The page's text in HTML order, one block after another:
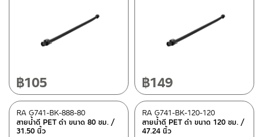
Synthetic polymer(PET)
Black
Gray(8)
฿105 ฿149
สายน้ำดี PET ดำ ขนาด 80 ซม. /
31.50 นิ้ว
RA G741-BK-888-80
สายน้ำดี PET ดำ ขนาด 120 ซม. /
47.24 นิ้ว
RA G741-BK-120-120